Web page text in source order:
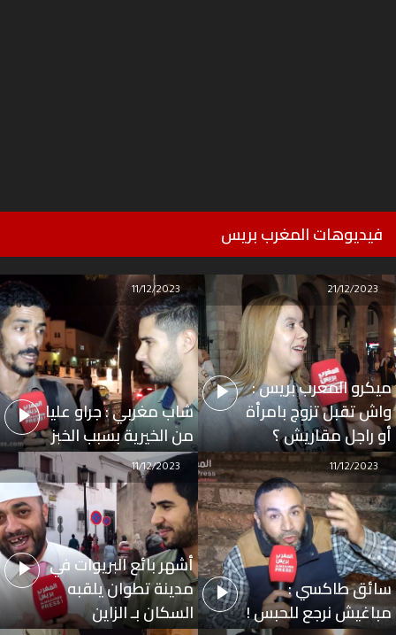
فيديوهات المغرب بريس
ميكرو المغرب بريس :
واش تقبل تزوج بامرأة
أو راجل مقاريش ؟
21/12/2023
شاب مغربي : جراو عليا
من الخيرية بسبب الخبز
11/12/2023
سائق طاكسي :
مباغيش نرجع للحبس !
11/12/2023
أشهر بائع البريوات في
مدينة تطوان يلقبه
السكان بـ الزاين
11/12/2023